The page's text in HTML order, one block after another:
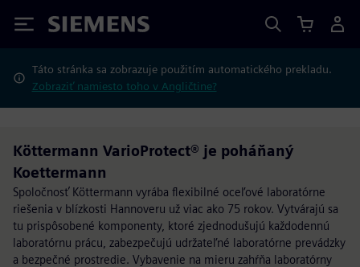
Siemens
Táto stránka sa zobrazuje použitím automatického prekladu.
Zobraziť namiesto toho v Angličtine?
Köttermann VarioProtect® je poháňaný
Koettermann
Spoločnosť Köttermann vyrába flexibilné oceľové laboratórne
riešenia v blízkosti Hannoveru už viac ako 75 rokov. Vytvárajú sa
tu prispôsobené komponenty, ktoré zjednodušujú každodennú
laboratórnu prácu, zabezpečujú udržateľné laboratórne prevádzky
a bezpečné prostredie. Vybavenie na mieru zahŕňa laboratórny